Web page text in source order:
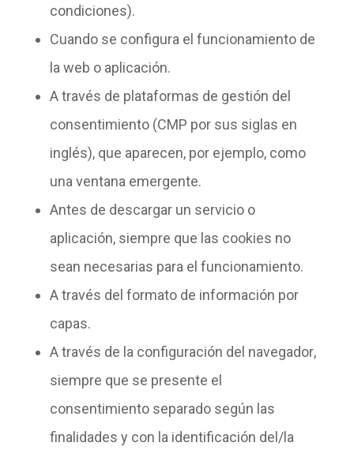
condiciones).
Cuando se configura el funcionamientode
la web o aplicación.
A través de plataformas de gestión del
consentimiento(CMP por sus siglas en
inglés), que aparecen, por ejemplo, como
una ventana emergente.
Antes de descargarun servicio o
aplicación, siempre que las cookies no
sean necesarias para el funcionamiento.
A través del formato de información por
capas.
A través de la configuración del navegador,
siempre que se presente el
consentimiento separado según las
finalidades y con la identificación del/la